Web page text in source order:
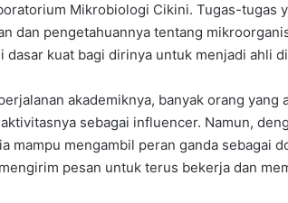
Mikrobiologi Cikini. Tugas-tugas
dan pengetahuannya tentang
dasar kuat bagi dirinya untuk menjadi ahli
akademiknya, banyak orang
sebagai influencer. Namun,
mampu mengambil peran ganda sebagai
pesan untuk terus bekerja dan